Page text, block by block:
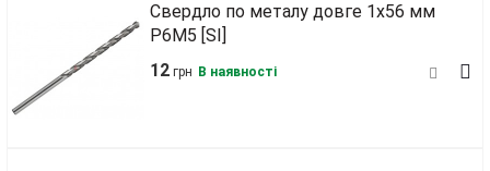
Свердло по металу довге 1х56 мм
Р6М5 [SI]
12 грн В наявності